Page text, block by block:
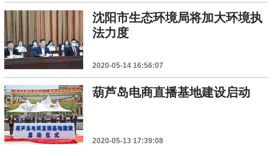
沈阳市生态环境局将加大环境执
法力度
2020-05-14 16:56:07
葫芦岛电商直播基地建设启动
2020-05-13 17:39:08